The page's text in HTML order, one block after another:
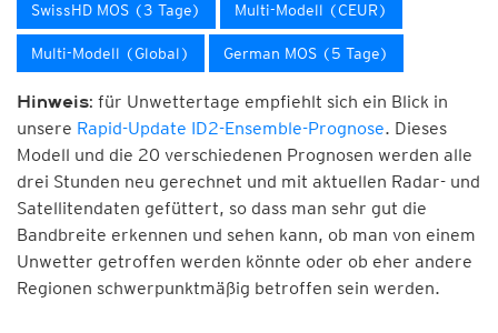
SwissHD MOS (3 Tage) Multi-Modell (CEUR)
Multi-Modell (Global) German MOS (5 Tage)
Hinweis: für Unwettertage empfiehlt sich ein Blick in
unsere Rapid-Update ID2-Ensemble-Prognose. Dieses
Modell und die 20 verschiedenen Prognosen werden alle
drei Stunden neu gerechnet und mit aktuellen Radar- und
Satellitendaten gefüttert, so dass man sehr gut die
Bandbreite erkennen und sehen kann, ob man von einem
Unwetter getroffen werden könnte oder ob eher andere
Regionen schwerpunktmäßig betroffen sein werden.